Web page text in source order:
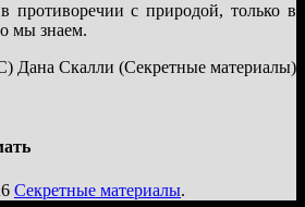
противоречии с природой, только в
мы знаем.
Дана Скалли (Секретные материалы)
Секретные материалы.